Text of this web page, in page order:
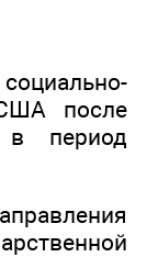
после
период